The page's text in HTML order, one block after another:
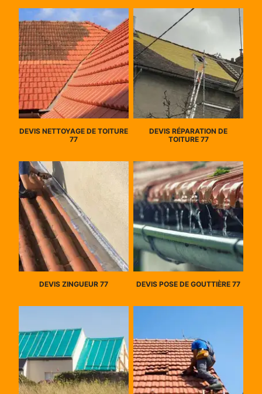
DEVIS NETTOYAGE DE TOITURE
77
DEVIS RÉPARATION DE
TOITURE 77
DEVIS ZINGUEUR 77 DEVIS POSE DE GOUTTIÈRE 77